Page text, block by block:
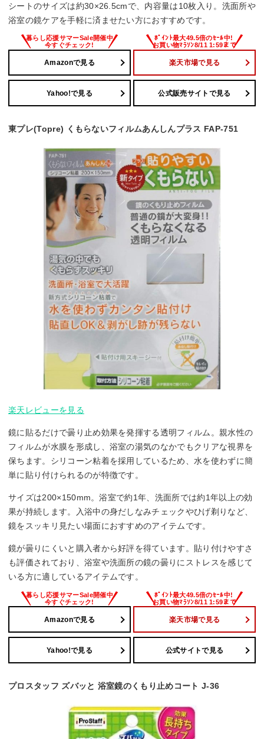
シートのサイズは約30×26.5cmで、内容量は10枚入り。洗面所や
浴室の鏡ケアを手軽に済ませたい方におすすめです。
Amazonで見る 楽天市場で見る
Yahoo!で見る 公式販売サイトで見る
東プレ(Topre) くもらないフィルムあんしんプラス FAP-751
楽天レビューを見る
鏡に貼るだけで曇り止め効果を発揮する透明フィルム。親水性の
フィルムが水膜を形成し、浴室の湯気のなかでもクリアな視界を
保ちます。シリコーン粘着を採用しているため、水を使わずに簡
単に貼り付けられるのが特徴です。
サイズは200×150mm。浴室で約1年、洗面所では約1年以上の効
果が持続します。入浴中の身だしなみチェックやひげ剃りなど、
鏡をスッキリ見たい場面におすすめのアイテムです。
鏡が曇りにくいと購入者から好評を得ています。貼り付けやすさ
も評価されており、浴室や洗面所の鏡の曇りにストレスを感じて
いる方に適しているアイテムです。
Amazonで見る 楽天市場で見る
Yahoo!で見る 公式サイトで見る
プロスタッフ ズバッと 浴室鏡のくもり止めコート J-36